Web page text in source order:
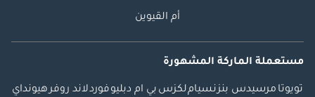
أم القيوين
مستعملة الماركة المشهورة
تويوتا مرسيدس بنزنسياملكزس بي ام دبليوفوردلاند روفرهيونداي